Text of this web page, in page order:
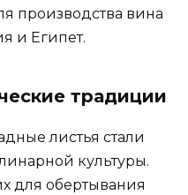
производства вина
и Египет.
традиции
листья стали
культуры.
для обертывания